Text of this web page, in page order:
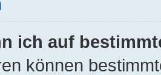
ich auf
können